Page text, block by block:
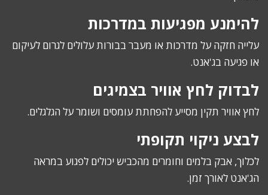
להימנע מפגיעות במדרכות
עלייה חזקה על מדרכות או מעבר בבורות עלולים לגרום לעיקום
או פגיעה בג'אנט.
לבדוק לחץ אוויר בצמיגים
לחץ אוויר תקין מסייע להפחתת עומסים ושומר על הגלגלים.
לבצע ניקוי תקופתי
לכלוך, אבק בלמים וחומרים מהכביש יכולים לפגוע במראה
הג'אנט לאורך זמן.